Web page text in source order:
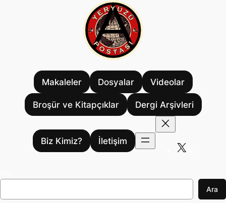
Makaleler Dosyalar Videolar
Broşür ve Kitapçıklar Dergi Arşivleri
Biz Kimiz?
İletişim
Ara